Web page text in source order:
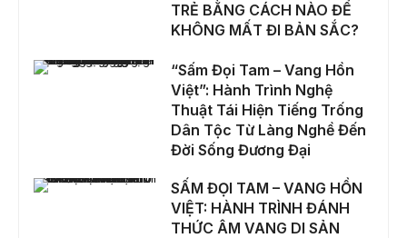
TRẺ BẰNG CÁCH NÀO ĐỂ
KHÔNG MẤT ĐI BẢN SẮC?
“Sấm Đọi Tam – Vang Hồn Việt”: Hành Trình Nghệ Thuật Tái Hiện Tiếng Trống Dân Tộc Từ Làng Nghề Đến Đời Sống Đương Đại
“Sấm Đọi Tam – Vang Hồn
Việt”: Hành Trình Nghệ
Thuật Tái Hiện Tiếng Trống
Dân Tộc Từ Làng Nghề Đến
Đời Sống Đương Đại
SẤM ĐỌI TAM – VANG HỒN VIỆT: HÀNH TRÌNH ĐÁNH THỨC ÂM VANG DI SẢN GIỮA LÒNG THỦ ĐÔ
SẤM ĐỌI TAM – VANG HỒN
VIỆT: HÀNH TRÌNH ĐÁNH
THỨC ÂM VANG DI SẢN